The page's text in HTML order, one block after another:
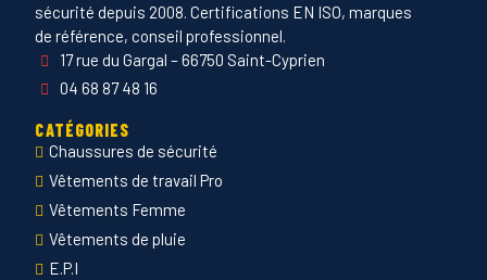
sécurité depuis 2008. Certifications EN ISO, marques
de référence, conseil professionnel.
17 rue du Gargal – 66750 Saint-Cyprien
04 68 87 48 16
CATÉGORIES
Chaussures de sécurité
Vêtements de travail Pro
Vêtements Femme
Vêtements de pluie
E.P.I